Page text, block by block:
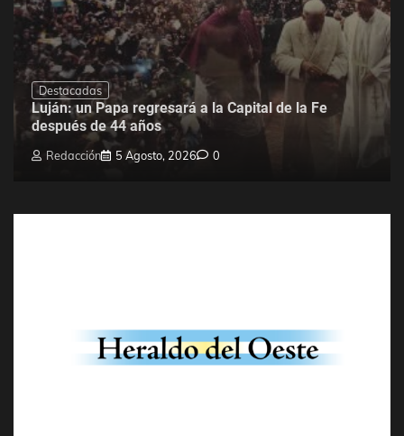
Destacadas
Luján: un Papa regresará a la Capital de la Fe
después de 44 años
Redacción 5 Agosto, 2026 0